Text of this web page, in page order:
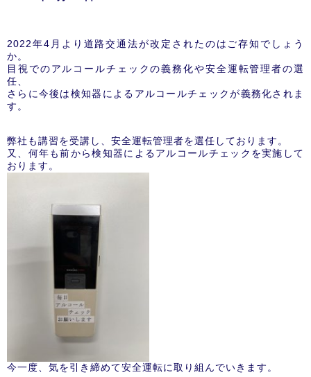
2022年4月より道路交通法が改定されたのはご存知でしょう
か。
目視でのアルコールチェックの義務化や安全運転管理者の選
任、
さらに今後は検知器によるアルコールチェックが義務化されま
す。
弊社も講習を受講し、安全運転管理者を選任しております。
又、何年も前から検知器によるアルコールチェックを実施して
おります。
今一度、気を引き締めて安全運転に取り組んでいきます。